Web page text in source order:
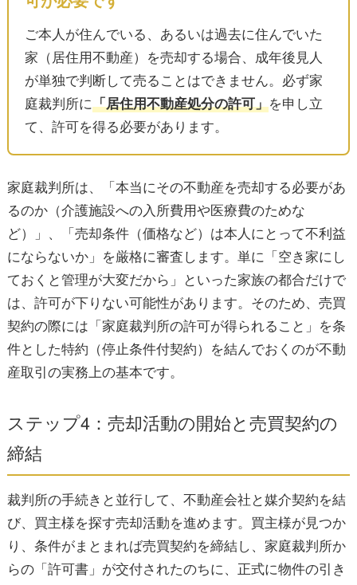
ご本人が住んでいる、あるいは過去に住んでいた
家（居住用不動産）を売却する場合、成年後見人
が単独で判断して売ることはできません。必ず家
庭裁判所に「居住用不動産処分の許可」を申し立
て、許可を得る必要があります。
家庭裁判所は、「本当にその不動産を売却する必要があ
るのか（介護施設への入所費用や医療費のためな
ど）」、「売却条件（価格など）は本人にとって不利益
にならないか」を厳格に審査します。単に「空き家にし
ておくと管理が大変だから」といった家族の都合だけで
は、許可が下りない可能性があります。そのため、売買
契約の際には「家庭裁判所の許可が得られること」を条
件とした特約（停止条件付契約）を結んでおくのが不動
産取引の実務上の基本です。
ステップ4：売却活動の開始と売買契約の
締結
裁判所の手続きと並行して、不動産会社と媒介契約を結
び、買主様を探す売却活動を進めます。買主様が見つか
り、条件がまとまれば売買契約を締結し、家庭裁判所か
らの「許可書」が交付されたのちに、正式に物件の引き